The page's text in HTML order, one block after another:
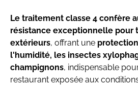
Le traitement classe 4 confère
résistance exceptionnelle pour
extérieurs, offrant une
l'humidité, les insectes
champignons, indispensable
restaurant exposée aux